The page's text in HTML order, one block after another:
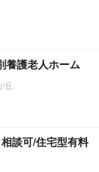
養護老人ホーム
丘
談可/住宅型有料